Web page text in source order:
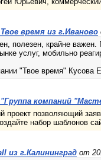
время из г.Иваново
полезен, крайне
услуг, мобильно
"Твое время" Кусова
компаний
проект позволяющий
набор шаблонов
из г.Калининград от